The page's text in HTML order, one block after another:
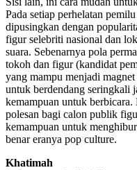
Pada setiap perhelatan
dipusingkan dengan
figur selebriti nasional dan
suara. Sebenarnya pola
tokoh dan figur (kandidat
yang mampu menjadi
untuk berdendang seringkali
kemampuan untuk
polesan bagi calon publik
kemampuan untuk
benar eranya pop culture.
Khatimah